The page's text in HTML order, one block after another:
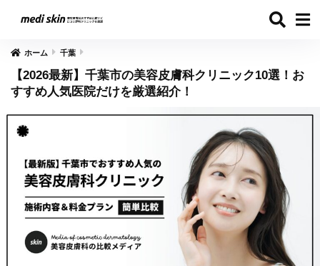
ホーム 千葉
【2026最新】千葉市の美容皮膚科クリニック10選！お
すすめ人気医院だけを厳選紹介！